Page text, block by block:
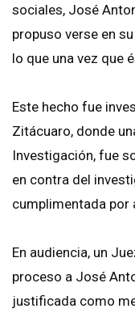
sociales, José
propuso verse en
lo que una vez que
Este hecho fue
Zitácuaro, donde
Investigación, fue
en contra del
cumplimentada por
En audiencia, un
proceso a José
justificada como